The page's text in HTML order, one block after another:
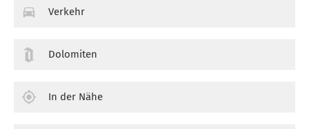
Verkehr
Dolomiten
In der Nähe